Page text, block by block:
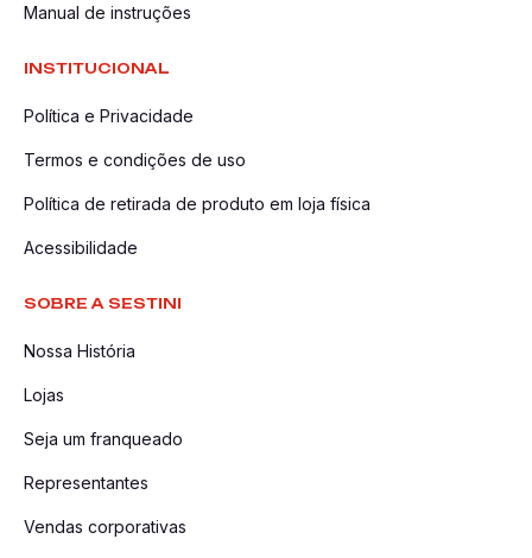
Manual de instruções
INSTITUCIONAL
Política e Privacidade
Termos e condições de uso
Política de retirada de produto em loja física
Acessibilidade
SOBRE A SESTINI
Nossa História
Lojas
Seja um franqueado
Representantes
Vendas corporativas